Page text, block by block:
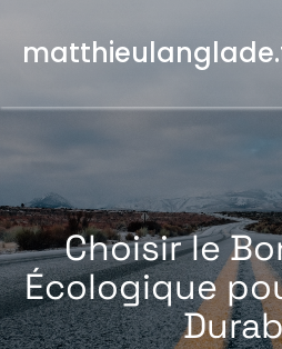
contenu
Choisir le
Écologique